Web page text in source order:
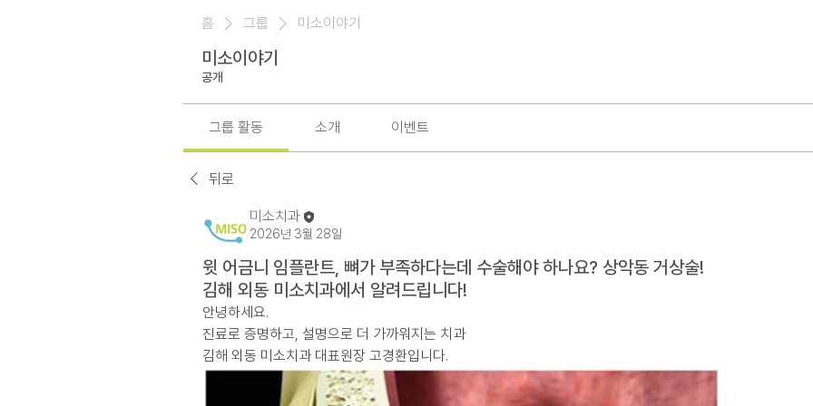
홈 그룹 미소이야기
미소이야기
공개
그룹 활동 소개 이벤트
뒤로
미소치과
2026년 3월 28일
윗 어금니 임플란트, 뼈가 부족하다는데 수술해야 하나요? 상악동 거상술!
김해 외동 미소치과에서 알려드립니다!
안녕하세요.
진료로 증명하고, 설명으로 더 가까워지는 치과
김해 외동 미소치과 대표원장 고경환입니다.